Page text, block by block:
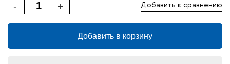
+
- Добавить к сравнению
Добавить в корзину